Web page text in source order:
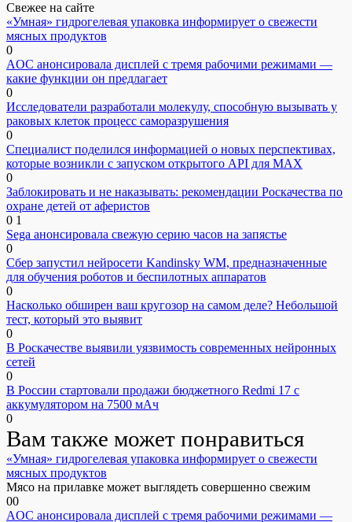
Свежее на сайте
«Умная» гидрогелевая упаковка информирует о свежести
мясных продуктов
0
AOC анонсировала дисплей с тремя рабочими режимами —
какие функции он предлагает
0
Исследователи разработали молекулу, способную вызывать у
раковых клеток процесс саморазрушения
0
Специалист поделился информацией о новых перспективах,
которые возникли с запуском открытого API для МАХ
0
Заблокировать и не наказывать: рекомендации Роскачества по
охране детей от аферистов
0 1
Sega анонсировала свежую серию часов на запястье
0
Сбер запустил нейросети Kandinsky WM, предназначенные
для обучения роботов и беспилотных аппаратов
0
Насколько обширен ваш кругозор на самом деле? Небольшой
тест, который это выявит
0
В Роскачестве выявили уязвимость современных нейронных
сетей
0
В России стартовали продажи бюджетного Redmi 17 с
аккумулятором на 7500 мАч
0
Вам также может понравиться
«Умная» гидрогелевая упаковка информирует о свежести
мясных продуктов
Мясо на прилавке может выглядеть совершенно свежим
00
AOC анонсировала дисплей с тремя рабочими режимами —